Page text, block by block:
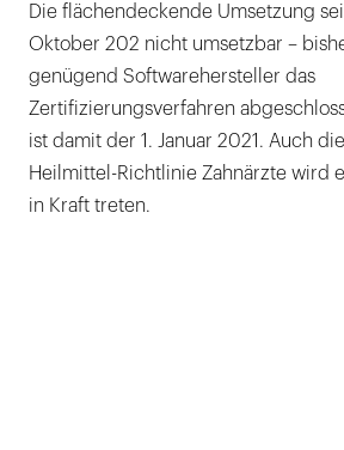
Die flächendeckende Umsetzung
Oktober 202 nicht umsetzbar –
genügend Softwarehersteller das
Zertifizierungsverfahren
ist damit der 1. Januar 2021. Auch
Heilmittel-Richtlinie Zahnärzte wird
in Kraft treten.